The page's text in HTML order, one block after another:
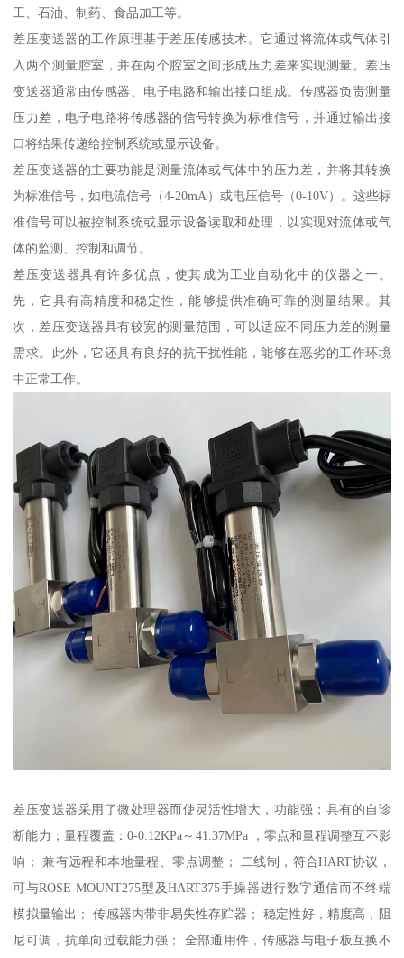
工、石油、制药、食品加工等。
差压变送器的工作原理基于差压传感技术。它通过将流体或气体引
入两个测量腔室，并在两个腔室之间形成压力差来实现测量。差压
变送器通常由传感器、电子电路和输出接口组成。传感器负责测量
压力差，电子电路将传感器的信号转换为标准信号，并通过输出接
口将结果传递给控制系统或显示设备。
差压变送器的主要功能是测量流体或气体中的压力差，并将其转换
为标准信号，如电流信号（4-20mA）或电压信号（0-10V）。这些标
准信号可以被控制系统或显示设备读取和处理，以实现对流体或气
体的监测、控制和调节。
差压变送器具有许多优点，使其成为工业自动化中的仪器之一。
先，它具有高精度和稳定性，能够提供准确可靠的测量结果。其
次，差压变送器具有较宽的测量范围，可以适应不同压力差的测量
需求。此外，它还具有良好的抗干扰性能，能够在恶劣的工作环境
中正常工作。
差压变送器采用了微处理器而使灵活性增大，功能强；具有的自诊
断能力；量程覆盖：0-0.12KPa～41.37MPa ，零点和量程调整互不影
响； 兼有远程和本地量程、零点调整； 二线制，符合HART协议，
可与ROSE-MOUNT275型及HART375手操器进行数字通信而不终端
模拟量输出； 传感器内带非易失性存贮器； 稳定性好，精度高，阻
尼可调，抗单向过载能力强； 全部通用件，传感器与电子板互换不